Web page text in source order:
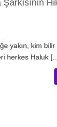
yakın, kim bilir
herkes Haluk